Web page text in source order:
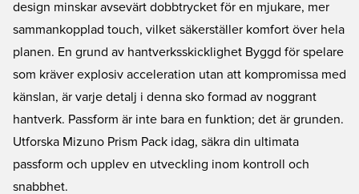
design minskar avsevärt dobbtrycket för en mjukare, mer
sammankopplad touch, vilket säkerställer komfort över hela
planen. En grund av hantverksskicklighet Byggd för spelare
som kräver explosiv acceleration utan att kompromissa med
känslan, är varje detalj i denna sko formad av noggrant
hantverk. Passform är inte bara en funktion; det är grunden.
Utforska Mizuno Prism Pack idag, säkra din ultimata
passform och upplev en utveckling inom kontroll och
snabbhet.